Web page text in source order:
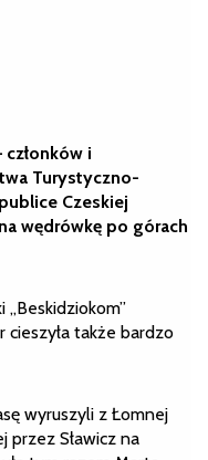
i
Turystyczno-
Czeskiej
wędrówkę po górach
„Beskidziokom”
cieszyła także bardzo
wyruszyli z Łomnej
przez Sławicz na